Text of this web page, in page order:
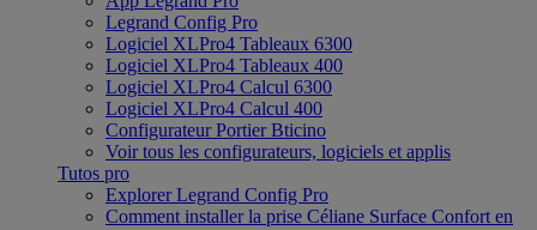
Legrand Config Pro
Logiciel XLPro4 Tableaux 6300
Logiciel XLPro4 Tableaux 400
Logiciel XLPro4 Calcul 6300
Logiciel XLPro4 Calcul 400
Configurateur Portier Bticino
Voir tous les configurateurs, logiciels et applis
Tutos pro
Explorer Legrand Config Pro
Comment installer la prise Céliane Surface Confort en